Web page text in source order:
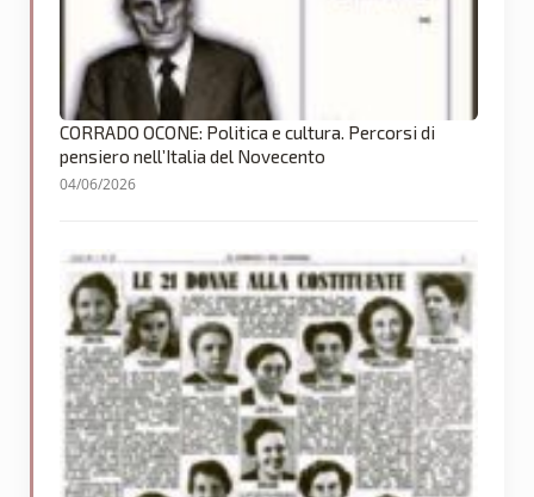
CORRADO OCONE: Politica e cultura. Percorsi di
pensiero nell’Italia del Novecento
04/06/2026